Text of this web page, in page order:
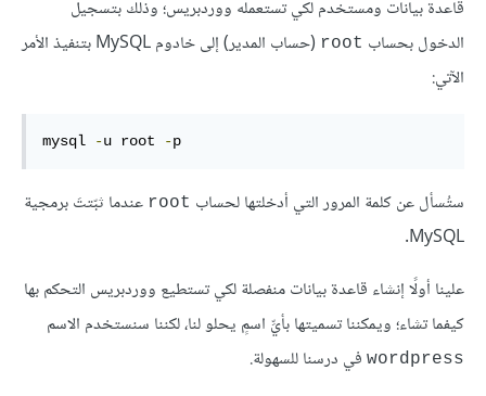
قاعدة بيانات ومستخدم لكي تستعمله ووردبريس؛ وذلك بتسجيل
الدخول بحساب root
(حساب المدير) إلى خادوم MySQL بتنفيذ الأمر
الآتي:
mysql -u root -p
ستُسأل عن كلمة المرور التي أدخلتها لحساب root عندما ثبّتتَ برمجية
MySQL.
علينا أولًا إنشاء قاعدة بيانات منفصلة لكي تستطيع ووردبريس التحكم بها
كيفما تشاء؛ ويمكننا تسميتها بأيِّ اسمٍ يحلو لنا، لكننا سنستخدم الاسم
wordpress في درسنا للسهولة.